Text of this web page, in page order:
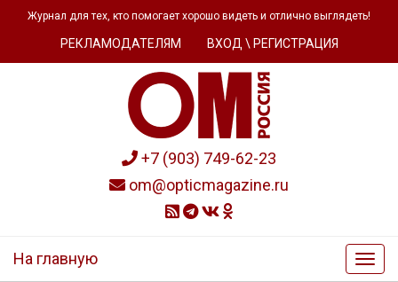
Журнал для тех, кто помогает хорошо видеть и отлично выглядеть!
РЕКЛАМОДАТЕЛЯМ ВХОД \ РЕГИСТРАЦИЯ
+7 (903) 749-62-23
om@opticmagazine.ru
На главную